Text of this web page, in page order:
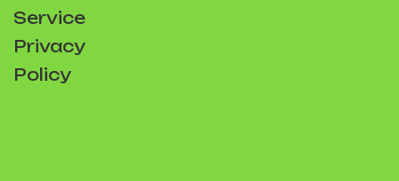
Service
Privacy
Policy